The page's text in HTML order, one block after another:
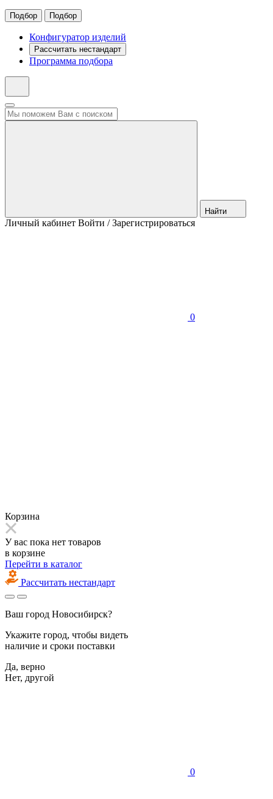
Подбор Подбор
Конфигуратор изделий
Рассчитать нестандарт
Программа подбора
Найти
Личный кабинет Войти / Зарегистрироваться
0
Корзина
У вас пока нет товаров
в корзине
Перейти в каталог
Рассчитать нестандарт
Ваш город Новосибирск?
Укажите город, чтобы видеть
наличие и сроки поставки
Да, верно
Нет, другой
0